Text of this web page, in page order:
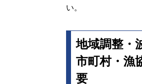
い。
地域調整・
市町村・漁
要